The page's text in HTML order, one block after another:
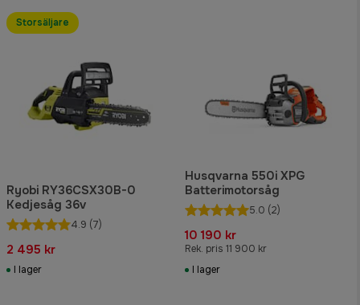
Ryobi RY36CSX30B-0
Kedjesåg 36v
4.9 (7)
2 495 kr
I lager
Storsäljare
Husqvarna 550i XPG
Batterimotorsåg
5.0 (2)
10 190 kr
Rek. pris 11 900 kr
I lager